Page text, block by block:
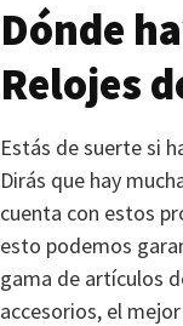
Dónde
Relojes
Estás de suerte si
Dirás que hay
cuenta con estos
esto podemos
gama de artículos
accesorios, el